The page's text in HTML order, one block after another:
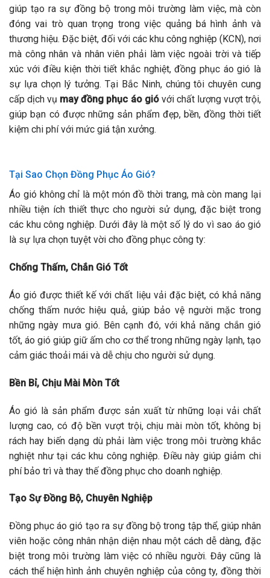
giúp tạo ra sự đồng bộ trong môi trường làm việc, mà còn
đóng vai trò quan trọng trong việc quảng bá hình ảnh và
thương hiệu. Đặc biệt, đối với các khu công nghiệp (KCN), nơi
mà công nhân và nhân viên phải làm việc ngoài trời và tiếp
xúc với điều kiện thời tiết khắc nghiệt, đồng phục áo gió là
sự lựa chọn lý tưởng. Tại Bắc Ninh, chúng tôi chuyên cung
cấp dịch vụ may đồng phục áo gióvới chất lượng vượt trội,
giúp bạn có được những sản phẩm đẹp, bền, đồng thời tiết
kiệm chi phí với mức giá tận xưởng.
Tại Sao Chọn Đồng Phục Áo Gió?
Áo gió không chỉ là một món đồ thời trang, mà còn mang lại
nhiều tiện ích thiết thực cho người sử dụng, đặc biệt trong
các khu công nghiệp. Dưới đây là một số lý do vì sao áo gió
là sự lựa chọn tuyệt vời cho đồng phục công ty:
Chống Thấm, Chắn Gió Tốt
Áo gió được thiết kế với chất liệu vải đặc biệt, có khả năng
chống thấm nước hiệu quả, giúp bảo vệ người mặc trong
những ngày mưa gió. Bên cạnh đó, với khả năng chắn gió
tốt, áo gió giúp giữ ấm cho cơ thể trong những ngày lạnh, tạo
cảm giác thoải mái và dễ chịu cho người sử dụng.
Bền Bỉ, Chịu Mài Mòn Tốt
Áo gió là sản phẩm được sản xuất từ những loại vải chất
lượng cao, có độ bền vượt trội, chịu mài mòn tốt, không bị
rách hay biến dạng dù phải làm việc trong môi trường khắc
nghiệt như tại các khu công nghiệp. Điều này giúp giảm chi
phí bảo trì và thay thế đồng phục cho doanh nghiệp.
Tạo Sự Đồng Bộ, Chuyên Nghiệp
Đồng phục áo gió tạo ra sự đồng bộ trong tập thể, giúp nhân
viên hoặc công nhân nhận diện nhau một cách dễ dàng, đặc
biệt trong môi trường làm việc có nhiều người. Đây cũng là
cách thể hiện hình ảnh chuyên nghiệp của công ty, đồng thời